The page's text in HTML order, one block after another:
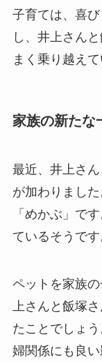
子育ては、喜
し、井上さん
まく乗り越え
家族の新たな
最近、井上さ
が加わりまし
「めかぶ」で
ているそうです
ペットを家族
上さんと飯塚
たことでしょ
婦関係にも良